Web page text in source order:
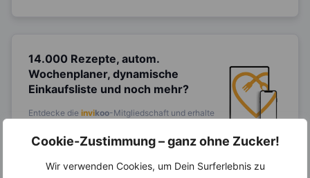
Cookie-Zustimmung – ganz ohne Zucker!
Wir verwenden Cookies, um Dein Surferlebnis zu
14.000 Rezepte, autom.
Wochenplaner, dynamische
Einkaufsliste und noch mehr?
Entdecke die invikoo-Mitgliedschaft und erhalte
um Deine Ernährung optimal zu gestalten.